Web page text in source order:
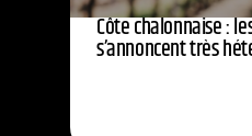
Côte chalonnaise :
s’annoncent très